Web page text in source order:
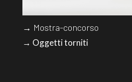
→ Mostra-concorso
→ Oggetti torniti